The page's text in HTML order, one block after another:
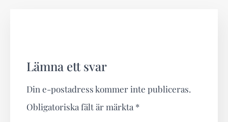
Lämna ett svar
Din e-postadress kommer inte publiceras.
Obligatoriska fält är märkta *